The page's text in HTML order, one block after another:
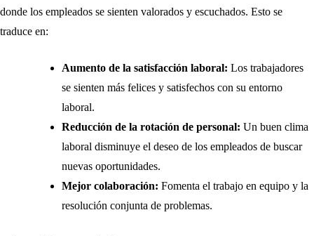
donde los empleados se sienten valorados y escuchados. Esto se
traduce en:
Aumento de la satisfacción laboral: Los trabajadores
se sienten más felices y satisfechos con su entorno
laboral.
Reducción de la rotación de personal: Un buen clima
laboral disminuye el deseo de los empleados de buscar
nuevas oportunidades.
Mejor colaboración: Fomenta el trabajo en equipo y la
resolución conjunta de problemas.